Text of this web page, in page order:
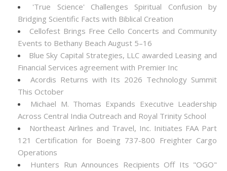
'True Science' Challenges Spiritual Confusion by
Bridging Scientific Facts with Biblical Creation
Cellofest Brings Free Cello Concerts and Community
Events to Bethany Beach August 5–16
Blue Sky Capital Strategies, LLC awarded Leasing and
Financial Services agreement with Premier Inc
Acordis Returns with Its 2026 Technology Summit
This October
Michael M. Thomas Expands Executive Leadership
Across Central India Outreach and Royal Trinity School
Northeast Airlines and Travel, Inc. Initiates FAA Part
121 Certification for Boeing 737-800 Freighter Cargo
Operations
Hunters Run Announces Recipients Off Its "OGO"